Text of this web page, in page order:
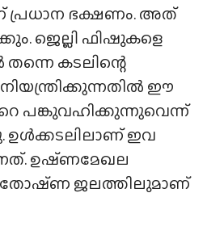
പ്രധാന ഭക്ഷണം. അത്
ജെല്ലി ഫിഷുകളെ
കടലിന്റെ
ഈ
പങ്കുവഹിക്കുന്നുവെന്ന്
ഉൾക്കടലിലാണ് ഇവ
ഉഷ്‌ണമേഖല
ജലത്തിലുമാണ്